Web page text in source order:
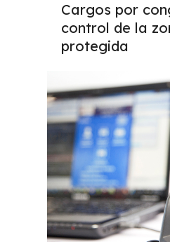
Cargos por
control de la
protegida